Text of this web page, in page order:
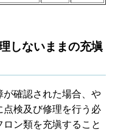
しないままの充塡
が確認された場合、や
検及び修理を行う必
ン類を充塡すること